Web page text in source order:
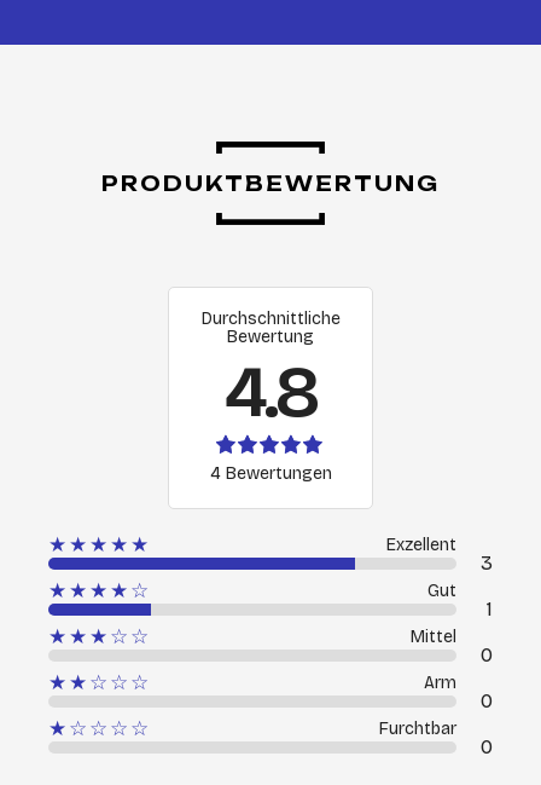
PRODUKTBEWERTUNG
Durchschnittliche
Bewertung
4.8
4 Bewertungen
★★★★★ Exzellent
3
★★★★☆
Gut
1
★★★☆☆
Mittel
0
★★☆☆☆
Arm
0
★☆☆☆☆
Furchtbar
0